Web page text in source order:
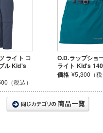
ライト コ
ル Kid's
（税込）
O.D.ラップショ
ライト Kid's
価格 ¥5,300（税